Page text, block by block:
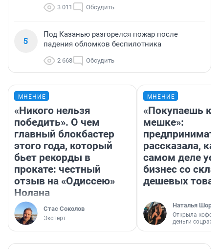
3 011 Обсудить
5
Под Казанью разгорелся пожар после
падения обломков беспилотника
2 668 Обсудить
МНЕНИЕ
«Никого нельзя
победить». О чем
главный блокбастер
этого года, который
бьет рекорды в
прокате: честный
отзыв на «Одиссею»
Нолана
Стас Соколов
Эксперт
МНЕНИЕ
«Покупаешь
мешке»:
рассказала,
самом деле
бизнес со
дешевых
Наталья
Открыла
деньги